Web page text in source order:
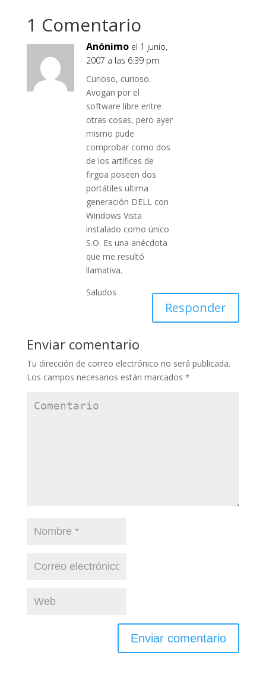
1 Comentario
Anónimo el 1 junio,
2007 a las 6:39 pm
Curioso, curioso.
Avogan por el
software libre entre
otras cosas, pero ayer
mismo pude
comprobar como dos
de los artífices de
firgoa poseen dos
portátiles ultima
generación DELL con
Windows Vista
instalado como único
S.O. Es una anécdota
que me resultó
llamativa.
Saludos
Responder
Enviar comentario
Tu dirección de correo electrónico no será publicada.
Los campos necesarios están marcados *